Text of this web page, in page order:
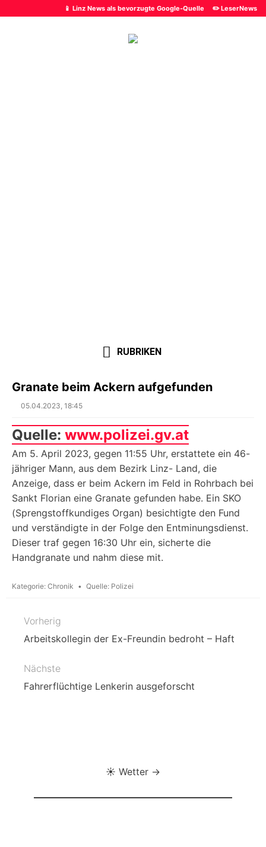
📱 Linz News als bevorzugte Google-Quelle ✏️ LeserNews
RUBRIKEN
Granate beim Ackern aufgefunden
Posted
05.04.2023, 18:45
Quelle: www.polizei.gv.at
Am 5. April 2023, gegen 11:55 Uhr, erstattete ein 46-
jähriger Mann, aus dem Bezirk Linz- Land, die
Anzeige, dass er beim Ackern im Feld in Rohrbach bei
Sankt Florian eine Granate gefunden habe. Ein SKO
(Sprengstoffkundiges Organ) besichtigte den Fund
und verständigte in der Folge den Entminungsdienst.
Dieser traf gegen 16:30 Uhr ein, sicherte die
Handgranate und nahm diese mit.
Kategorie: Chronik Quelle: Polizei
Beitragsnavigation
Vorherig
Arbeitskollegin der Ex-Freundin bedroht – Haft
Nächste
Fahrerflüchtige Lenkerin ausgeforscht
☀️ Wetter →